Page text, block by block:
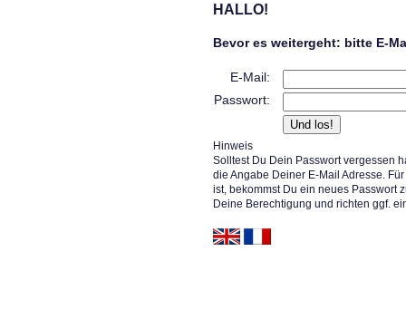
HALLO!
Bevor es weitergeht: bitte E-
E-Mail:
Passwort:
Hinweis
Solltest Du Dein Passwort vergessen
die Angabe Deiner E-Mail Adresse.
ist, bekommst Du ein neues Passwort
Deine Berechtigung und richten ggf.